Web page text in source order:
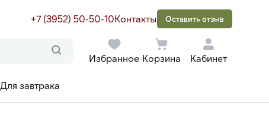
+7 (3952) 50-50-10Контакты Оставить отзыв
Избранное Корзина Кабинет
Для завтрака